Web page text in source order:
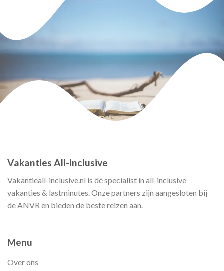
Vakanties All-inclusive
Vakantieall-inclusive.nl is dé specialist in all-inclusive
vakanties & lastminutes. Onze partners zijn aangesloten bij
de ANVR en bieden de beste reizen aan.
Menu
Over ons